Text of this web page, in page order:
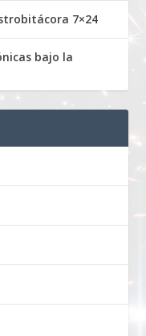
7×24
bajo la